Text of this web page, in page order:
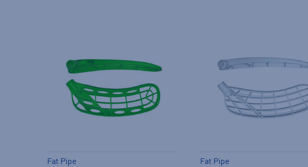
Fat Pipe
Fat Pipe